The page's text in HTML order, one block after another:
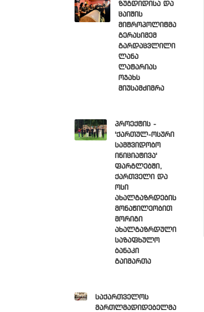
ზუგდიდისა და
ცაიშის
მიტროპოლიტმა
გერასიმემ
გარდაცვლილი
ლანა
ლატარიას
ოჯახს
მიუსამძიმრა
პროექტის -
'ქართულ-ოსური
სამშვიდობო
ინიციატივა'
ფარგლებში,
ქართველი და
ოსი
ახალგაზრდების
მონაწილეობით
მორიგი
ახალგაზრდული
საზაფხულო
ბანაკი
გაიმართა
საქართველოს
მართლმადიდებელმა